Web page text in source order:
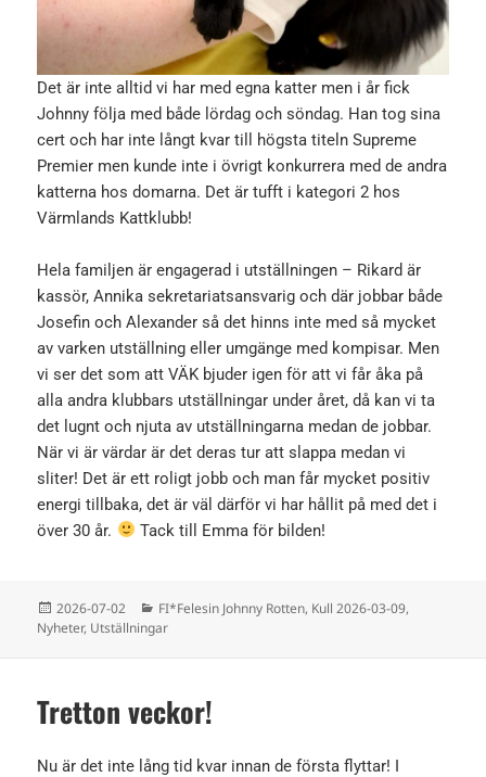
Det är inte alltid vi har med egna katter men i år fick
Johnny följa med både lördag och söndag. Han tog sina
cert och har inte långt kvar till högsta titeln Supreme
Premier men kunde inte i övrigt konkurrera med de andra
katterna hos domarna. Det är tufft i kategori 2 hos
Värmlands Kattklubb!
Hela familjen är engagerad i utställningen – Rikard är
kassör, Annika sekretariatsansvarig och där jobbar både
Josefin och Alexander så det hinns inte med så mycket
av varken utställning eller umgänge med kompisar. Men
vi ser det som att VÄK bjuder igen för att vi får åka på
alla andra klubbars utställningar under året, då kan vi ta
det lugnt och njuta av utställningarna medan de jobbar.
När vi är värdar är det deras tur att slappa medan vi
sliter! Det är ett roligt jobb och man får mycket positiv
energi tillbaka, det är väl därför vi har hållit på med det i
över 30 år.
Tack till Emma för bilden!
Postat
2026-07-02 Kategorier
FI*Felesin Johnny Rotten, Kull 2026-03-09,
Nyheter, Utställningar
Tretton veckor!
Nu är det inte lång tid kvar innan de första flyttar! I